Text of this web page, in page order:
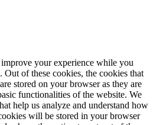
your experience while you
Out of these cookies, the cookies that
stored on your browser as they are
functionalities of the website. We
help us analyze and understand how
will be stored in your browser